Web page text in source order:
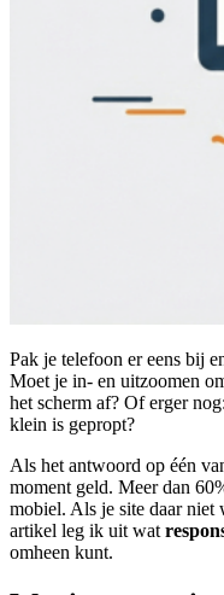
Pak je telefoon er eens bij
Moet je in- en uitzoomen
het scherm af? Of erger
klein is gepropt?
Als het antwoord op één
moment geld. Meer dan
mobiel. Als je site daar
artikel leg ik uit wat
omheen kunt.